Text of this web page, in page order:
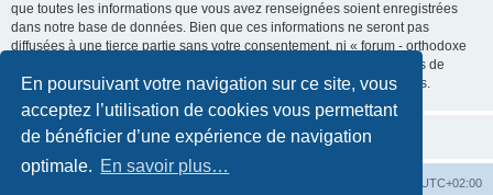
En poursuivant votre navigation sur ce site, vous
acceptez l’utilisation de cookies vous permettant
de bénéficier d’une expérience de navigation
optimale. En savoir plus…
que toutes les informations que vous avez renseignées soient enregistrées
dans notre base de données. Bien que ces informations ne seront pas
diffusées à une tierce partie sans votre consentement, ni « forum - orthodoxe
.com », ni phpBB, ne pourront être tenus comme responsables en cas de
tentative de piratage informatique visant à compromettre vos données.
UTC+02:00